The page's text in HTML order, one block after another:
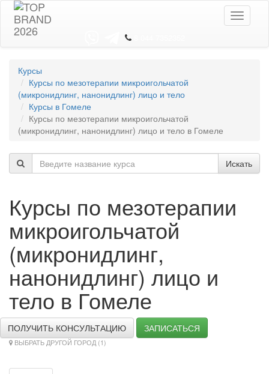
Toggle
Курсы
Курсы по мезотерапии микроигольчатой
(микронидлинг, нанонидлинг) лицо и тело
Курсы в Гомеле
Курсы по мезотерапии микроигольчатой
(микронидлинг, нанонидлинг) лицо и тело в Гомеле
Искать
Курсы по мезотерапии
микроигольчатой
(микронидлинг,
нанонидлинг) лицо и
тело в Гомеле
ПОЛУЧИТЬ КОНСУЛЬТАЦИЮ ЗАПИСАТЬСЯ
ВЫБРАТЬ ДРУГОЙ ГОРОД (1)